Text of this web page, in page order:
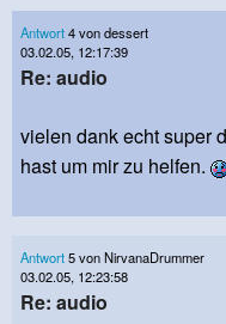
Antwort4 von dessert
03.02.05, 12:17:39
Re: audio
vielen dank echt super
hast um mir zu helfen.
Antwort5 von NirvanaDrummer
03.02.05, 12:23:58
Re: audio